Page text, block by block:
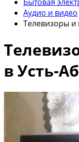
Аудио и видео
Телевизоры и
в Усть-